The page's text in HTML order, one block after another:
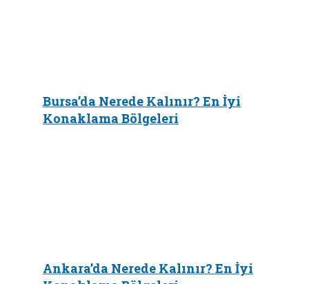
Bursa’da Nerede Kalınır? En İyi
Konaklama Bölgeleri
Ankara’da Nerede Kalınır? En İyi